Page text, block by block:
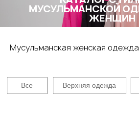
Мусульманская женская одежда